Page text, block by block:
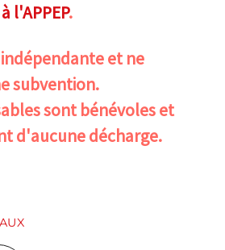
l'APPEP.
indépendante et ne
subvention.
sont bénévoles et
d'aucune décharge.